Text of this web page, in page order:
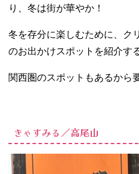
− こなちぃ／御
ーション
んばパークス
光農園「Be my
り、冬は街が華やか！
冬を存分に楽しむために、ク
のお出かけスポットを紹介す
関西圏のスポットもあるから
きゃすみる／高尾山